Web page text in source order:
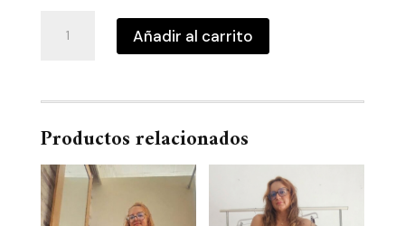
Fluor
Añadir al carrito
Productos relacionados